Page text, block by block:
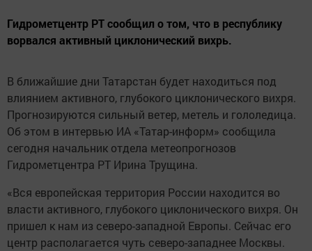
Гидрометцентр РТ сообщил о том, что в республику
ворвался активный циклонический вихрь.
В ближайшие дни Татарстан будет находиться под
влиянием активного, глубокого циклонического вихря.
Прогнозируются сильный ветер, метель и гололедица.
Об этом в интервью ИА «Татар-информ» сообщила
сегодня начальник отдела метеопрогнозов
Гидрометцентра РТ Ирина Трущина.
«Вся европейская территория России находится во
власти активного, глубокого циклонического вихря. Он
пришел к нам из северо-западной Европы. Сейчас его
центр располагается чуть северо-западнее Москвы.